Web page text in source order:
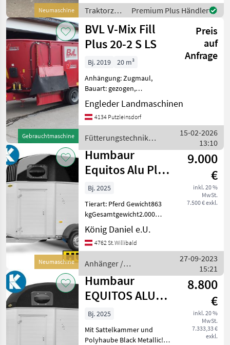
Neumaschine
Schwenkbordwand 100%
Qualität aus der Steiermark
€ 2590.- inkl.
Traktorzubehör
/
Scheibelhofer
Premium Plus Händler
Gebrauchtmaschine
BVL V-Mix Fill
Plus 20-2 S LS
Preis
auf
Anfrage
Bj. 2019
20 m³
Anhängung: Zugmaul,
Bauart: gezogen,
Futteraustrag: beidseitig,
Misch-Anordnung:
horizontal, Mischsystem:
Stützfuß, Wiegeeinrichtung
Zum Verkauf s
Engleder Landmaschinen
4134 Putzleinsdorf
Fütterungstechnik /
BVL
15-02-2026
13:10
Neumaschine
Humbaur
Equitos Alu Plus
2000
9.000
€
inkl. 20 %
MwSt.
7.500 € exkl.
Bj. 2025
Tierart: Pferd Gewicht863
kgGesamtgewicht2.000
kgNutzlast1.137
kgInnenlänge3.157
mmGesamtlänge4.604
mmGesamtbreite2.175
mmInnenhöhe2.300
mmGesamth
König Daniel e.U.
4762 St.Willibald
Anhänger /
Humbaur
27-09-2023
15:21
Humbaur
EQUITOS ALU
PLUS 2400kg
Aktion!!!!!!!
8.800
€
inkl. 20 %
MwSt.
7.333,33 €
exkl.
Bj. 2025
Mit Sattelkammer und
Polyhaube Black Metallic!!!